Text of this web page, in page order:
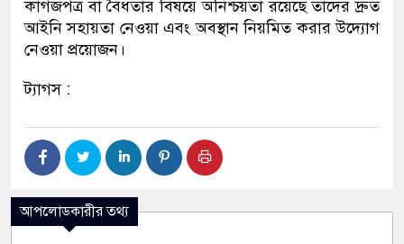
কাগজপত্র বা বৈধতার বিষয়ে অনিশ্চয়তা রয়েছে তাদের দ্রুত
আইনি সহায়তা নেওয়া এবং অবস্থান নিয়মিত করার উদ্যোগ
নেওয়া প্রয়োজন।
ট্যাগস :
আপলোডকারীর তথ্য